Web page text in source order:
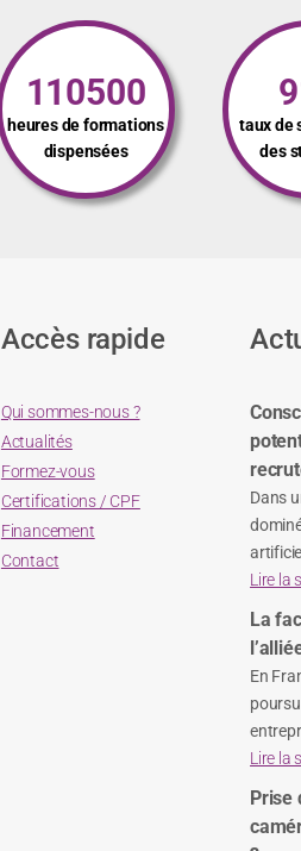
110500
heures de formations
dispensées
taux de
des
Accès rapide
Qui sommes-nous ?
Actualités
Formez-vous
Certifications / CPF
Financement
Contact
Dans
Lire la
La
En
Lire la
Prise